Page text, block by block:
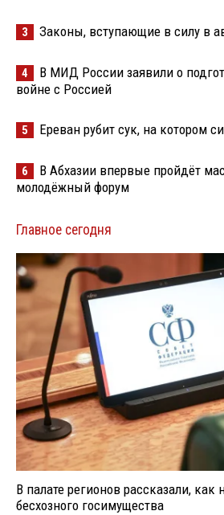
3 Законы, вступающие в силу в
4
В МИД России заявили о
войне с Россией
5 Ереван рубит сук, на котором
6
В Абхазии впервые пройдёт
молодёжный форум
Главное сегодня
В палате регионов рассказали, как
бесхозного госимущества